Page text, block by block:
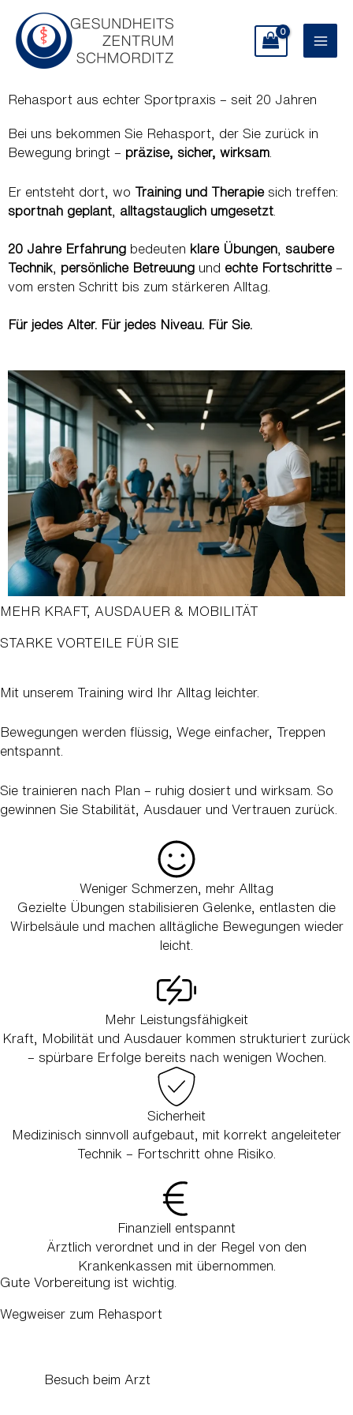
Inhalt
springen
Rehasport aus echter Sportpraxis – seit 20 Jahren
Bei uns bekommen Sie Rehasport, der Sie zurück in
Bewegung bringt – präzise, sicher, wirksam
Er entsteht dort, wo Training und Therapiesich treffen:
sportnah geplant
alltagstauglich umgesetzt
20 Jahre Erfahrung bedeuten klare Übungen
saubere
Technik
persönliche Betreuung und echte Fortschritte–
vom ersten Schritt bis zum stärkeren Alltag.
Für jedes Alter. Für jedes Niveau. Für Sie.
MEHR KRAFT, AUSDAUER & MOBILITÄT
STARKE VORTEILE FÜR SIE
Mit unserem Training wird Ihr Alltag leichter.
Bewegungen werden flüssig, Wege einfacher, Treppen
entspannt.
Sie trainieren nach Plan – ruhig dosiert und wirksam. So
gewinnen Sie Stabilität, Ausdauer und Vertrauen zurück.
Weniger Schmerzen, mehr Alltag
Gezielte Übungen stabilisieren Gelenke, entlasten die
Wirbelsäule und machen alltägliche Bewegungen wieder
leicht.
Mehr Leistungsfähigkeit
Kraft, Mobilität und Ausdauer kommen strukturiert zurück
– spürbare Erfolge bereits nach wenigen Wochen.
Sicherheit
Medizinisch sinnvoll aufgebaut, mit korrekt angeleiteter
Technik – Fortschritt ohne Risiko.
Finanziell entspannt
Ärztlich verordnet und in der Regel von den
Krankenkassen mit übernommen.
Gute Vorbereitung ist wichtig.
Wegweiser zum Rehasport
Besuch beim Arzt